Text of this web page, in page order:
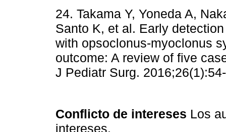
24. Takama Y, Yoneda A,
Santo K, et al. Early
with opsoclonus-myoclonus
outcome: A review of five
J Pediatr Surg.
Conflicto de intereses Los
intereses.